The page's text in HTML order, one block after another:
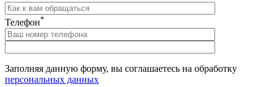
Телефон*
Заполняя данную форму, вы соглашаетесь на обработку
персональных данных